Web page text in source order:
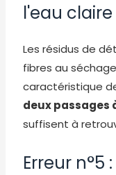
l'eau claire
Les résidus de
fibres au
caractéristique
deux passages
suffisent à
Erreur n°5